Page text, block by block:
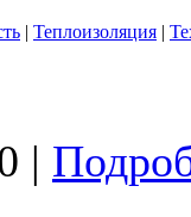
| Теплоизоляция |
|